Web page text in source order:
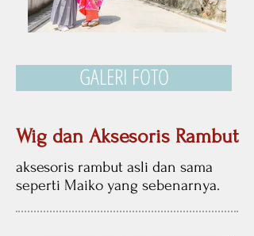
GALERI FOTO
Wig dan Aksesoris Rambut
aksesoris rambut asli dan sama
seperti Maiko yang sebenarnya.